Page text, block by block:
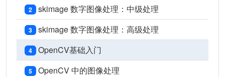
2 skimage 数字图像处理：中级处理
3 skimage 数字图像处理：高级处理
4 OpenCV基础入门
5 OpenCV 中的图像处理